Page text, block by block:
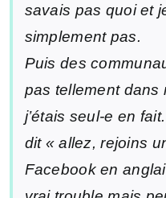
savais pas quoi et
simplement pas.
Puis des
pas tellement dans
j’étais seul-e en
dit « allez, rejoins
Facebook en